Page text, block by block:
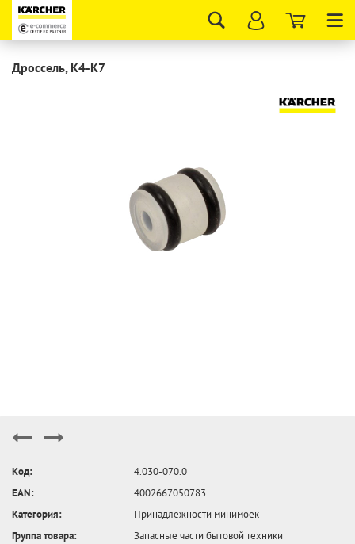
Дроссель, K4-K7
Код:
4.030-070.0
EAN:
4002667050783
Категория:
Принадлежности минимоек
Группа товара:
Запасные части бытовой техники